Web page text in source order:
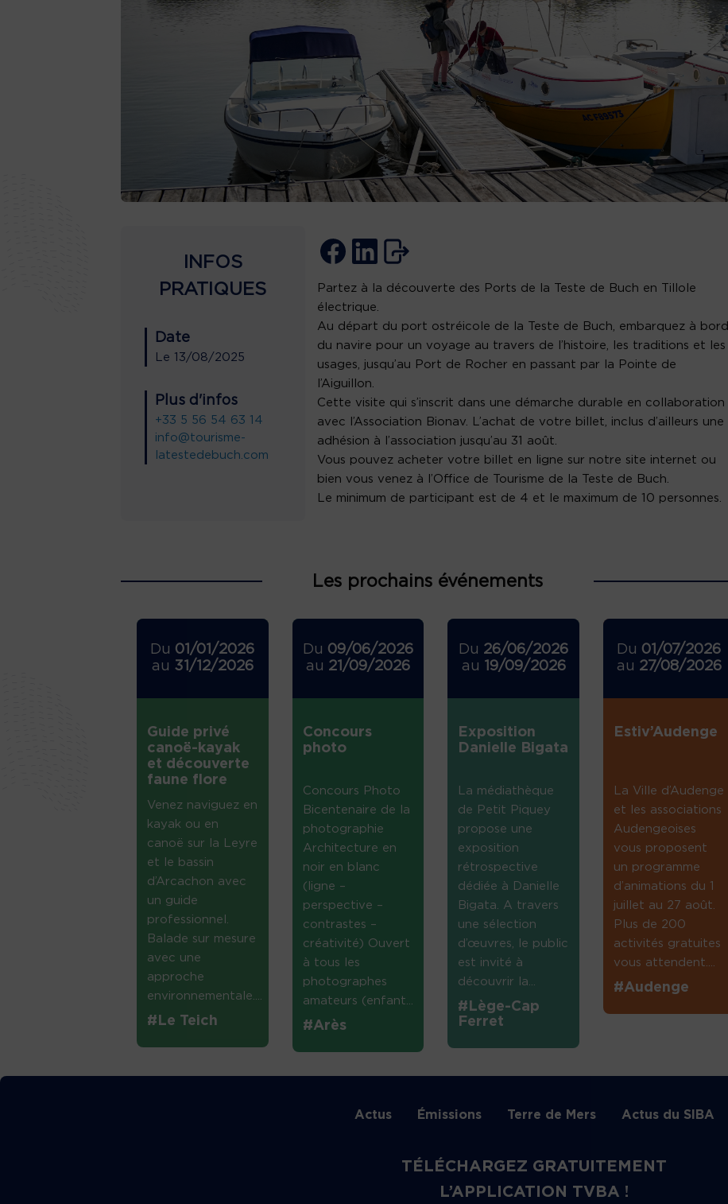
INFOS
PRATIQUES
Date
Le 13/08/2025
Plus d'infos
+33 5 56 54 63 14
info@tourisme-
latestedebuch.com
Partez à la découverte des Ports de la Teste de Buch en Tillole
électrique.
Au départ du port ostréicole de la Teste de Buch, embarquez à bord
du navire pour un voyage au travers de l’histoire, les traditions et les
usages, jusqu’au Port de Rocher en passant par la Pointe de
l’Aiguillon.
Cette visite qui s’inscrit dans une démarche durable en collaboration
avec l’Association Bionav. L’achat de votre billet, inclus d’ailleurs une
adhésion à l’association jusqu’au 31 août.
Vous pouvez acheter votre billet en ligne sur notre site internet ou
bien vous venez à l’Office de Tourisme de la Teste de Buch.
Le minimum de participant est de 4 et le maximum de 10 personnes.
Les prochains événements
Du 01/01/2026
au 31/12/2026
Guide privé
canoë-kayak
et découverte
faune flore
Venez naviguez en
kayak ou en
canoë sur la Leyre
et le bassin
d’Arcachon avec
un guide
professionnel.
Balade sur mesure
avec une
approche
environnementale....
#Le Teich
Du 09/06/2026
au 21/09/2026
Concours
photo
Concours Photo
Bicentenaire de la
photographie
Architecture en
noir en blanc
(ligne –
perspective –
contrastes –
créativité) Ouvert
à tous les
photographes
amateurs (enfant...
#Arès
Du 26/06/2026
au 19/09/2026
Exposition
Danielle Bigata
La médiathèque
de Petit Piquey
propose une
exposition
rétrospective
dédiée à Danielle
Bigata. A travers
une sélection
d’œuvres, le public
est invité à
découvrir la...
#Lège-Cap
Ferret
Du 01/07/2026
au 27/08/2026
Estiv’Audenge
La Ville d’Audenge
et les associations
Audengeoises
vous proposent
un programme
d’animations du 1
juillet au 27 août.
Plus de 200
activités gratuites
vous attendent....
#Audenge
Actus Émissions Terre de Mers Actus du SIBA
TÉLÉCHARGEZ GRATUITEMENT
L’APPLICATION TVBA !